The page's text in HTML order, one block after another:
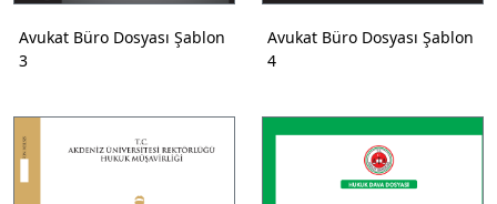
Avukat Büro Dosyası Şablon
3
Avukat Büro Dosyası Şablon
4